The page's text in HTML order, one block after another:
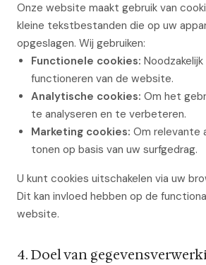
Onze website maakt gebruik van
kleine tekstbestanden die op uw
opgeslagen. Wij gebruiken:
Functionele cookies:
functioneren van de website.
Analytische cookies: Om het
te analyseren en te verbeteren.
Marketing cookies: Om relevante
tonen op basis van uw surfgedrag.
U kunt cookies uitschakelen via uw
Dit kan invloed hebben op de
website.
4. Doel van